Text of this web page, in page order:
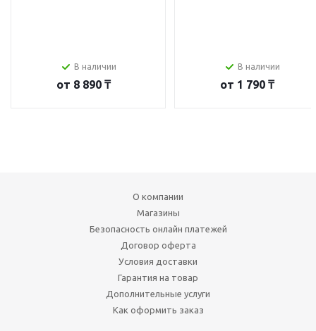
В наличии
от 8 890 ₸
В наличии
от 1 790 ₸
О компании
Магазины
Безопасность онлайн платежей
Договор оферта
Условия доставки
Гарантия на товар
Дополнительные услуги
Как оформить заказ